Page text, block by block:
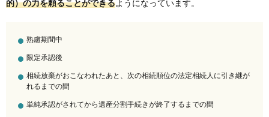
的）の力を頼ることができるようになっています。
熟慮期間中
限定承認後
相続放棄がおこなわれたあと、次の相続順位の法定相続人に引き継が
れるまでの間
単純承認がされてから遺産分割手続きが終了するまでの間